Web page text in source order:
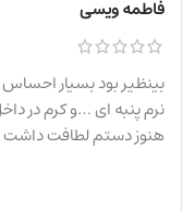
فاطمه ویسی
بینظیر بود بسیار
نرم پنبه ای …و کرم در
هنوز دستم لطافت داشت